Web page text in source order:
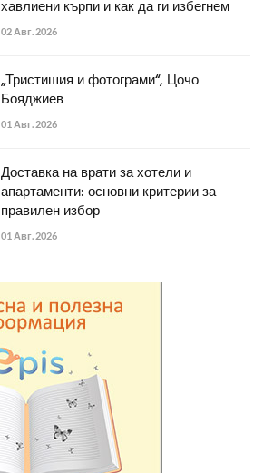
хавлиени кърпи и как да ги избегнем
02 Авг. 2026
„Тристишия и фотограми“, Цочо
Бояджиев
01 Авг. 2026
Доставка на врати за хотели и
апартаменти: основни критерии за
правилен избор
01 Авг. 2026